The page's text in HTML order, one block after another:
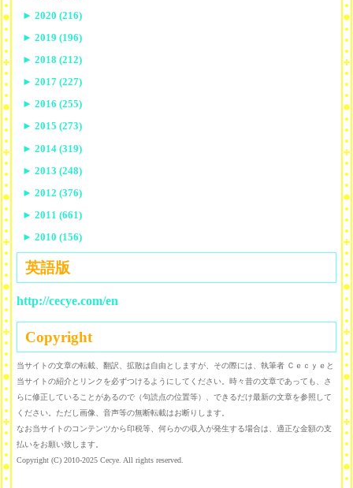
► 2020 (216)
► 2019 (196)
► 2018 (212)
► 2017 (227)
► 2016 (255)
► 2015 (273)
► 2014 (319)
► 2013 (248)
► 2012 (376)
► 2011 (661)
► 2010 (156)
英語版
http://cecye.com/en
Copyright
当サイトの文章の転載、翻訳、拡散は自由としますが、その際には、執筆者 Ｃｅｃｙｅと
当サイトの紹介とリンクを必ずつけるようにしてください。時々昔の文章であっても、さ
らに修正していることがあるので（句読点の位置等）、できるだけ最新の文章を参照して
ください。ただし画像、音声等の無断転載はお断りします。
なお当サイトのコンテンツから印税等、何らかの収入が発生する場合は、適正な金額の支
払いをお願い致します。
Copyright (C) 2010-2025 Cecye. All rights reserved.